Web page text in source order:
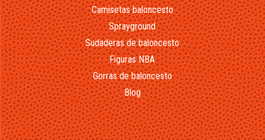
Camisetas baloncesto
Sprayground
Sudaderas de baloncesto
Figuras NBA
Gorras de baloncesto
Blog